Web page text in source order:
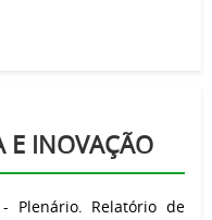
E INOVAÇÃO
- Plenário. Relatório de